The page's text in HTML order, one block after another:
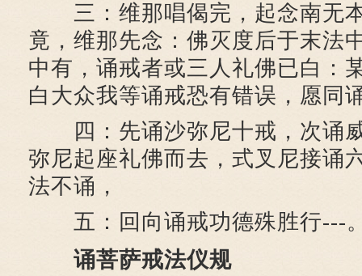
三：维那唱偈完，起念南无
竟，维那先念：佛灭度后于末法
中有，诵戒者或三人礼佛已白：
白大众我等诵戒恐有错误，愿同
四：先诵沙弥尼十戒，次诵
弥尼起座礼佛而去，式叉尼接诵
法不诵，
五：回向诵戒功德殊胜行---
诵菩萨戒法仪规